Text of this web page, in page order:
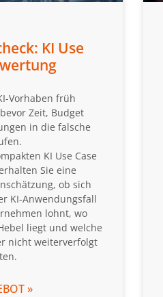
KI Use
Vorhaben früh
Zeit, Budget
in die falsche
KI Use Case
Sie eine
ob sich
KI-Anwendungsfall
lohnt, wo
liegt und welche
nicht weiterverfolgt
»